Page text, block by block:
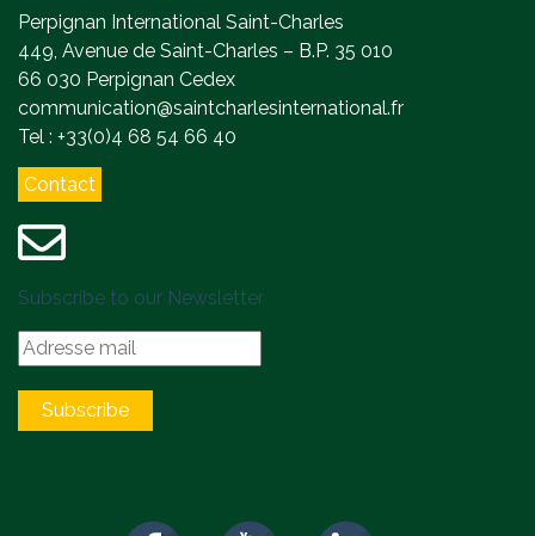
Perpignan International Saint-Charles
449, Avenue de Saint-Charles – B.P. 35 010
66 030 Perpignan Cedex
communication@saintcharlesinternational.fr
Tel : +33(0)4 68 54 66 40
Contact
Subscribe to our Newsletter
Subscribe